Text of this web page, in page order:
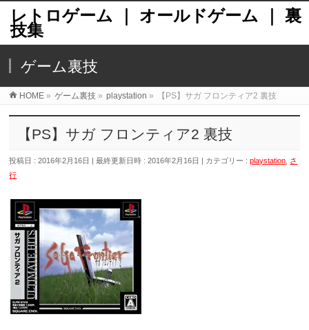
レトロゲーム ｜ オールドゲーム ｜ 裏
技集
ゲーム裏技
HOME » ゲーム裏技 » playstation » 【PS】サガ フロンティア2 裏技
【PS】サガ フロンティア2 裏技
投稿日 : 2016年2月16日 最終更新日時 : 2016年2月16日 カテゴリー :playstation さ
行